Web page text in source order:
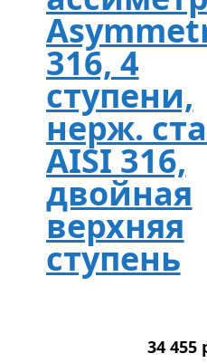
316, 4
ступени,
нерж.
AISI 316,
двойная
верхняя
ступень
34 455